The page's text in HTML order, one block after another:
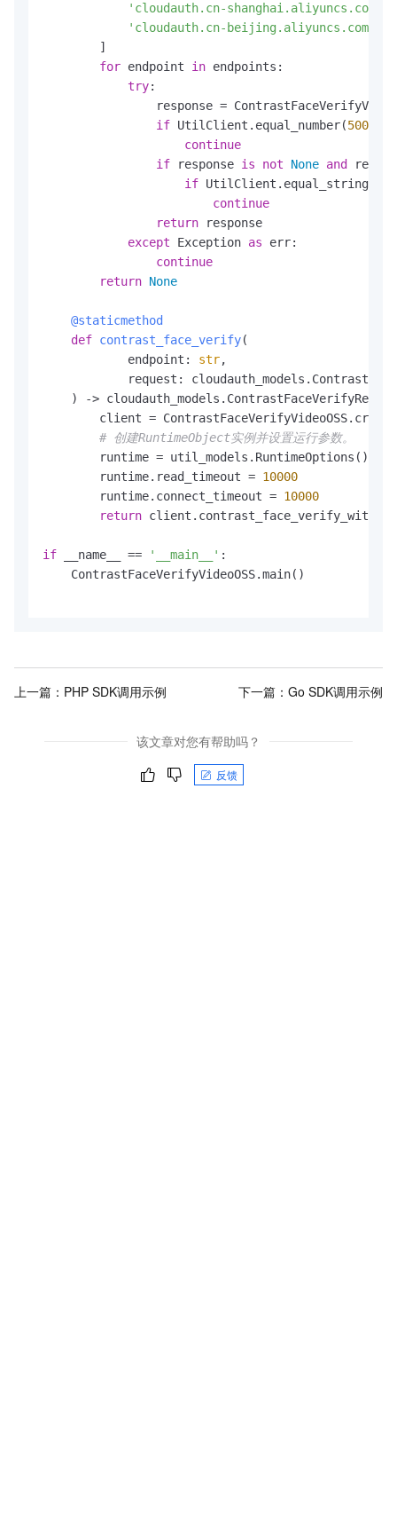
'cloudauth.cn-shanghai.aliyuncs.com'
'cloudauth.cn-beijing.aliyuncs.com'
        ]
for endpoint in endpoints:
try:
response =
if UtilClient.equal_number(500
continue
if response is not None and
if UtilClient.equal_string(
continue
return response
except Exception as err:
continue
return None
    @staticmethod
def contrast_face_verify(
            endpoint:
str,
request:
) ->
client =
# 创建RuntimeObject实例并设置运行参数。
        runtime = util_models.RuntimeOptions()
        runtime.read_timeout =
10000
        runtime.connect_timeout =
10000
return
if __name__ == '__main__' :
    ContrastFaceVerifyVideoOSS.main()
上一篇： PHP SDK调用示例 下一篇： Go SDK调用示例
该文章对您有帮助吗？
反馈